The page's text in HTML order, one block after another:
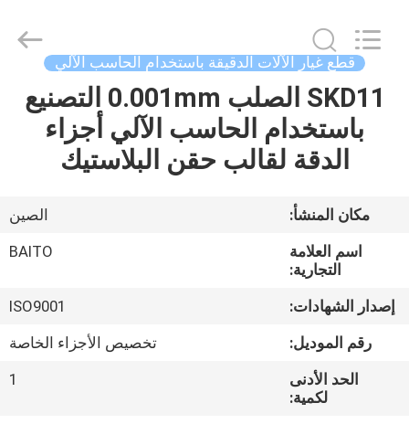
منزل،
معلومات
جولة
Manuafacturing
Reserved.
قطع غيار الآلات الدقيقة باستخدام الحاسب الآلي
SKD11 الصلب 0.001mm التصنيع
باستخدام الحاسب الآلي أجزاء
الدقة لقالب حقن البلاستيك
مكان المنشأ:
الصين
اسم العلامة
التجارية:
BAITO
إصدار الشهادات:
ISO9001
رقم الموديل:
تخصيص الأجزاء الخاصة
الحد الأدنى
لكمية:
1